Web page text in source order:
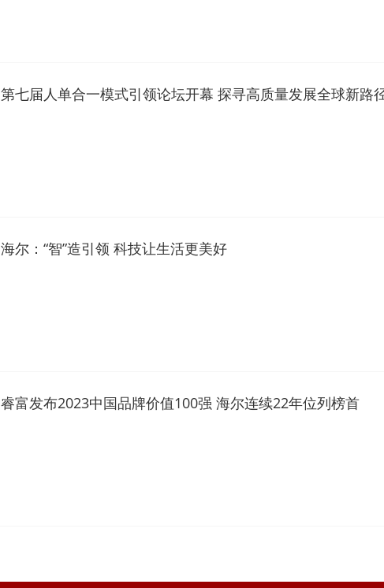
第七届人单合一模式引领论坛开幕 探寻高质量发展全球新路
海尔：“智”造引领 科技让生活更美好
睿富发布2023中国品牌价值100强 海尔连续22年位列榜首